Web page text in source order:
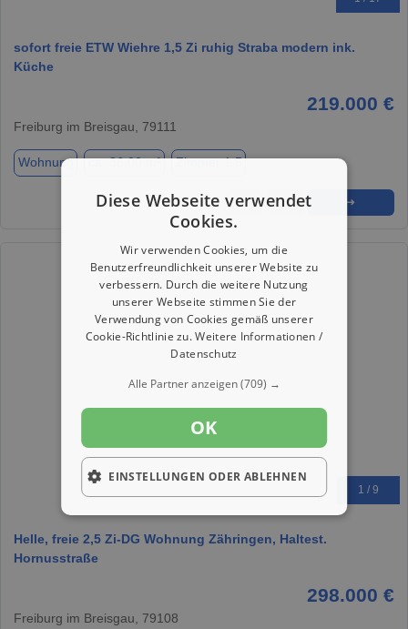
sofort freie ETW Wiehre 1,5 Zi ruhig Straba modern ink.
Küche
219.000 €
Freiburg im Breisgau, 79111
Wohnung ca. 36,00 m² Zimmer 1.5
★ ➦ ➜
1 / 9
Helle, freie 2,5 Zi-DG Wohnung Zähringen, Haltest.
Hornusstraße
298.000 €
Freiburg im Breisgau, 79108
Diese Webseite verwendet
Cookies.
Wir verwenden Cookies, um die
Benutzerfreundlichkeit unserer Website zu
verbessern. Durch die weitere Nutzung
unserer Webseite stimmen Sie der
Verwendung von Cookies gemäß unserer
Cookie-Richtlinie zu.Weitere Informationen /
Datenschutz
Alle Partner anzeigen(709) →
OK
EINSTELLUNGEN ODER ABLEHNEN